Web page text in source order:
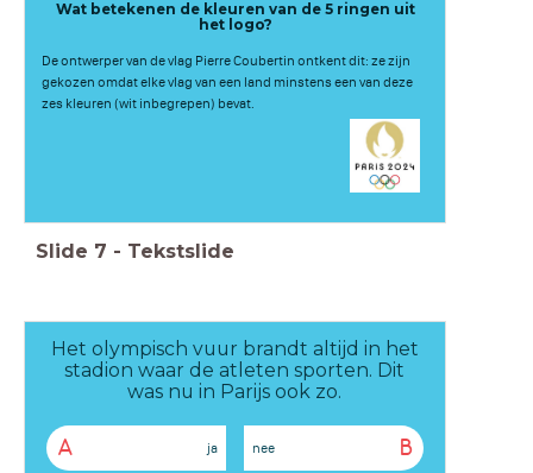
Wat betekenen de kleuren van de 5 ringen uit
het logo?
De ontwerper van de vlag Pierre Coubertin ontkent dit: ze zijn
gekozen omdat elke vlag van een land minstens een van deze
zes kleuren (wit inbegrepen) bevat.
Slide 7 - Tekstslide
Het olympisch vuur brandt altijd in het
stadion waar de atleten sporten. Dit
was nu in Parijs ook zo.
A ja B
nee